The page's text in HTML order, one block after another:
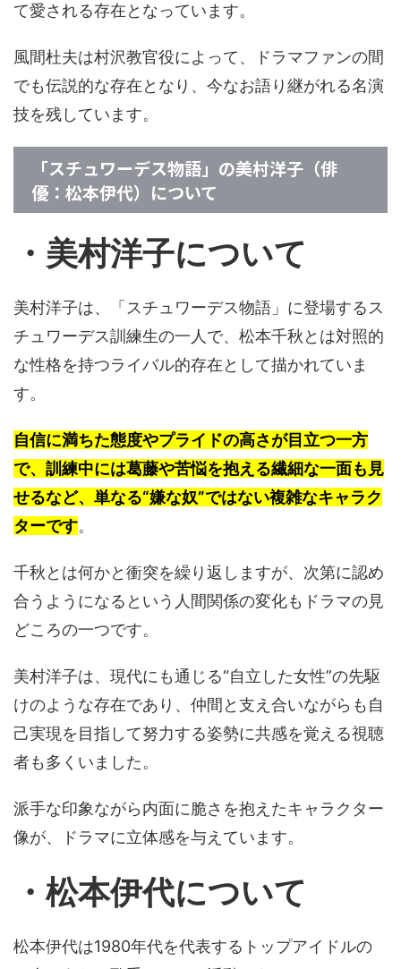
て愛される存在となっています。
風間杜夫は村沢教官役によって、ドラマファンの間
でも伝説的な存在となり、今なお語り継がれる名演
技を残しています。
「スチュワーデス物語」の美村洋子（俳
優：松本伊代）について
・美村洋子について
美村洋子は、「スチュワーデス物語」に登場するス
チュワーデス訓練生の一人で、松本千秋とは対照的
な性格を持つライバル的存在として描かれていま
す。
自信に満ちた態度やプライドの高さが目立つ一方
で、訓練中には葛藤や苦悩を抱える繊細な一面も見
せるなど、単なる“嫌な奴”ではない複雑なキャラク
ターです。
千秋とは何かと衝突を繰り返しますが、次第に認め
合うようになるという人間関係の変化もドラマの見
どころの一つです。
美村洋子は、現代にも通じる“自立した女性”の先駆
けのような存在であり、仲間と支え合いながらも自
己実現を目指して努力する姿勢に共感を覚える視聴
者も多くいました。
派手な印象ながら内面に脆さを抱えたキャラクター
像が、ドラマに立体感を与えています。
・松本伊代について
松本伊代は1980年代を代表するトップアイドルの